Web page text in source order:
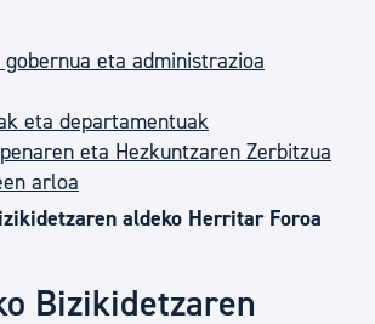
gobernua eta administrazioa
eta departamentuak
eta Hezkuntzaren Zerbitzua
arloa
aldeko Herritar Foroa
Bizikidetzaren